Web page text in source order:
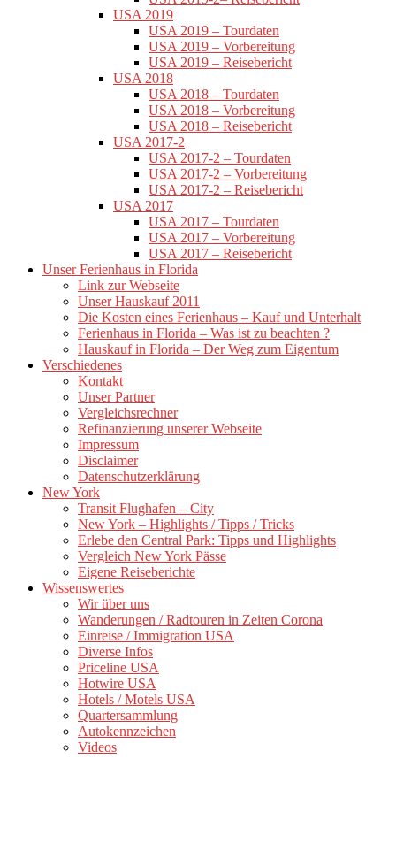
USA 2019
USA 2019 – Tourdaten
USA 2019 – Vorbereitung
USA 2019 – Reisebericht
USA 2018
USA 2018 – Tourdaten
USA 2018 – Vorbereitung
USA 2018 – Reisebericht
USA 2017-2
USA 2017-2 – Tourdaten
USA 2017-2 – Vorbereitung
USA 2017-2 – Reisebericht
USA 2017
USA 2017 – Tourdaten
USA 2017 – Vorbereitung
USA 2017 – Reisebericht
Unser Ferienhaus in Florida
Link zur Webseite
Unser Hauskauf 2011
Die Kosten eines Ferienhaus – Kauf und Unterhalt
Ferienhaus in Florida – Was ist zu beachten ?
Hauskauf in Florida – Der Weg zum Eigentum
Verschiedenes
Kontakt
Unser Partner
Vergleichsrechner
Refinanzierung unserer Webseite
Impressum
Disclaimer
Datenschutzerklärung
New York
Transit Flughafen – City
New York – Highlights / Tipps / Tricks
Erlebe den Central Park: Tipps und Highlights
Vergleich New York Pässe
Eigene Reiseberichte
Wissenswertes
Wir über uns
Wanderungen / Radtouren in Zeiten Corona
Einreise / Immigration USA
Diverse Infos
Priceline USA
Hotwire USA
Hotels / Motels USA
Quartersammlung
Autokennzeichen
Videos